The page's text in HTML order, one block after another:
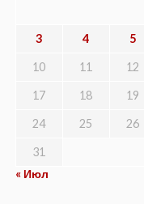
3 4 5
10 11 12
17 18 19
24 25 26
31
« Июл